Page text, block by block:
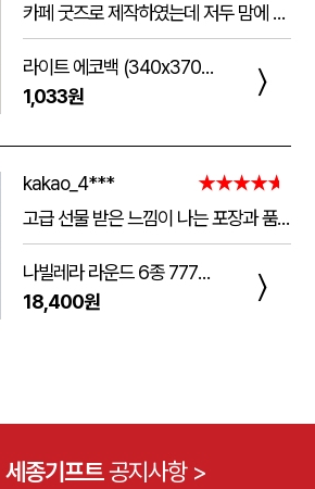
카페 굿즈로 제작하였는데 저두 맘에 들고 손님들도 맘에 들어하세요. 저두 매일 들고 다니는데 탄탄해서 좋아요.가격도 맘에 들어서 벌써 3번째 주문했어요.진행 과정에 있어서도 상담 직원분들 세심하고 친절하세요.
라이트 에코백 (340x370mm)
1,033원
〉
kakao_4***
★★★★★
고급 선물 받은 느낌이 나는 포장과 품질.
주는 사람도 받는 사람도 만족 스러운 제품 입니다.
다만 아쉬운 점은 조립이 덜되어 있는 것이 간혹 있습니다.
케이스가 빠지는 현상이 좀 있는데, 조립할때 신경써서 해주시면 더 좋은 인상이 남을 것 같습니다.
나빌레라 라운드 6종 777쓰리세븐 손톱깎이 호작도 까치호랑이 네일케어세트
18,400원
〉
세종기프트공지사항 >